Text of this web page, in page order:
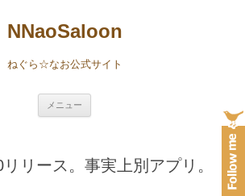
NNaoSaloon
ねぐら☆なお公式サイト
メニュー
へ
ス
リース。事実上別アプリ。